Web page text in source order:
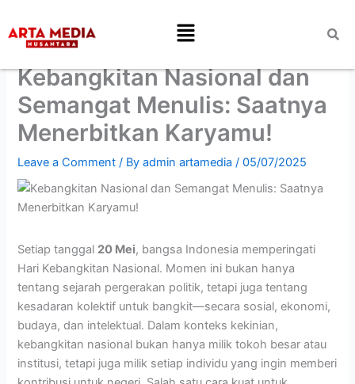
content
Menu
Kebangkitan Nasional dan
Semangat Menulis: Saatnya
Menerbitkan Karyamu!
Leave a Comment / Byadmin artamedia/05/07/2025
Setiap tanggal 20 Mei, bangsa Indonesia memperingati
Hari Kebangkitan Nasional. Momen ini bukan hanya
tentang sejarah pergerakan politik, tetapi juga tentang
kesadaran kolektif untuk bangkit—secara sosial, ekonomi,
budaya, dan intelektual. Dalam konteks kekinian,
kebangkitan nasional bukan hanya milik tokoh besar atau
institusi, tetapi juga milik setiap individu yang ingin memberi